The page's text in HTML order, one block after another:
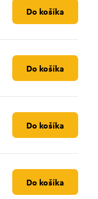
Do košíka
Do košíka
Do košíka
Do košíka